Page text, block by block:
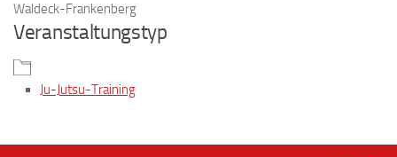
Waldeck-Frankenberg
Veranstaltungstyp
Ju-Jutsu-Training